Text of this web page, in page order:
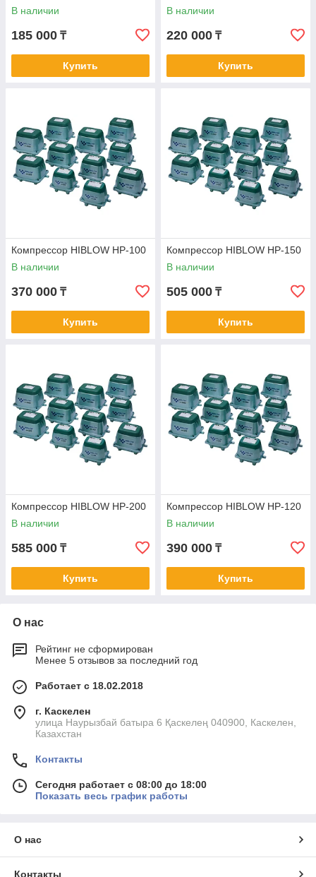
В наличии
185 000 ₸
Купить
В наличии
220 000 ₸
Купить
Компрессор HIBLOW HP-100
В наличии
370 000 ₸
Купить
Компрессор HIBLOW HP-150
В наличии
505 000 ₸
Купить
Компрессор HIBLOW HP-200
В наличии
585 000 ₸
Купить
Компрессор HIBLOW HP-120
В наличии
390 000 ₸
Купить
О нас
Рейтинг не сформирован
Менее 5 отзывов за последний год
Работает с 18.02.2018
г. Каскелен
улица Наурызбай батыра 6 Қаскелең 040900, Каскелен,
Казахстан
Контакты
Сегодня работает с 08:00 до 18:00
Показать весь график работы
О нас
Контакты